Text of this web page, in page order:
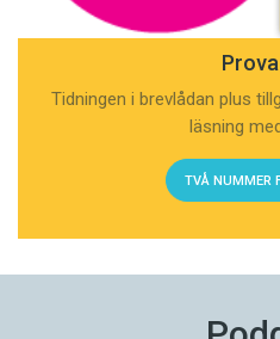
Tidningen i brevlådan plus
läsning
TVÅ NUMMER